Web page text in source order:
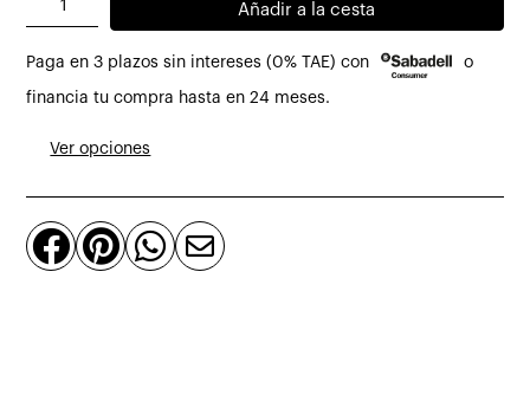
3
plazas
tela
cantidad
Añadir a la cesta
Paga en 3 plazos sin intereses (0% TAE) con o
financia tu compra hasta en 24 meses.
Ver opciones
   